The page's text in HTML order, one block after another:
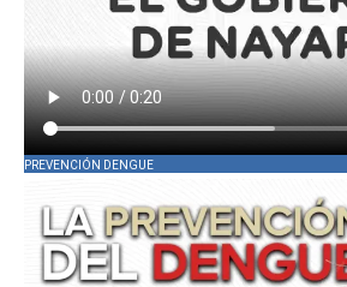
PREVENCIÓN DENGUE